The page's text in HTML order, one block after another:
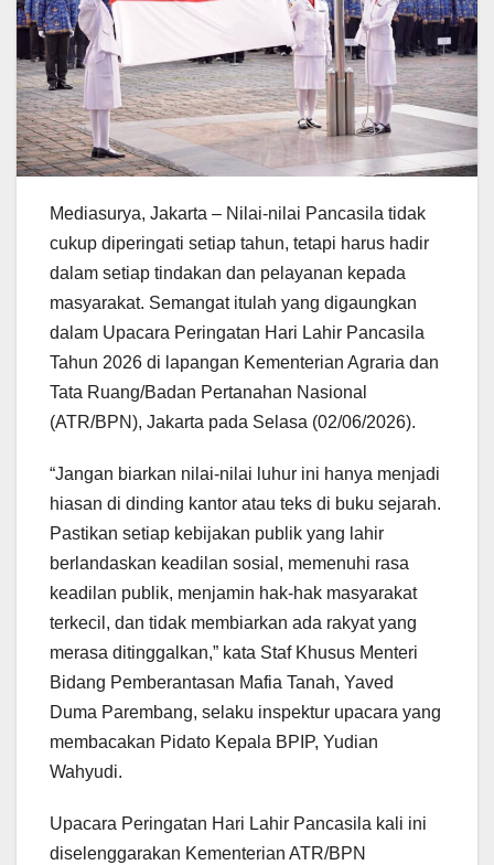
Mediasurya, Jakarta – Nilai-nilai Pancasila tidak
cukup diperingati setiap tahun, tetapi harus hadir
dalam setiap tindakan dan pelayanan kepada
masyarakat. Semangat itulah yang digaungkan
dalam Upacara Peringatan Hari Lahir Pancasila
Tahun 2026 di lapangan Kementerian Agraria dan
Tata Ruang/Badan Pertanahan Nasional
(ATR/BPN), Jakarta pada Selasa (02/06/2026).
“Jangan biarkan nilai-nilai luhur ini hanya menjadi
hiasan di dinding kantor atau teks di buku sejarah.
Pastikan setiap kebijakan publik yang lahir
berlandaskan keadilan sosial, memenuhi rasa
keadilan publik, menjamin hak-hak masyarakat
terkecil, dan tidak membiarkan ada rakyat yang
merasa ditinggalkan,” kata Staf Khusus Menteri
Bidang Pemberantasan Mafia Tanah, Yaved
Duma Parembang, selaku inspektur upacara yang
membacakan Pidato Kepala BPIP, Yudian
Wahyudi.
Upacara Peringatan Hari Lahir Pancasila kali ini
diselenggarakan Kementerian ATR/BPN